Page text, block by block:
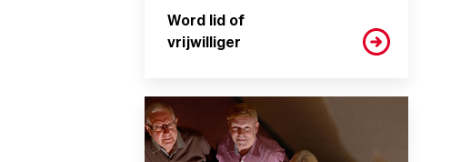
Word lid of
vrijwilliger